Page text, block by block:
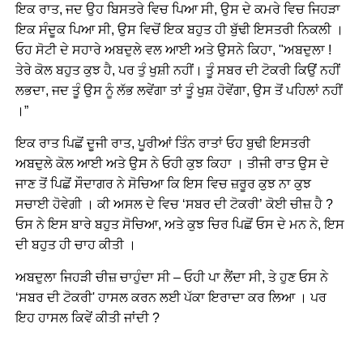
ਇਕ ਰਾਤ, ਜਦ ਉਹ ਬਿਸਤਰੇ ਵਿਚ ਪਿਆ ਸੀ, ਉਸ ਦੇ ਕਮਰੇ ਵਿਚ ਜਿਹੜਾ
ਇਕ ਸੰਦੂਕ ਪਿਆ ਸੀ, ਉਸ ਵਿਚੋਂ ਇਕ ਬਹੁਤ ਹੀ ਬੁੱਢੀ ਇਸਤਰੀ ਨਿਕਲੀ ।
ਓਹ ਸੋਟੀ ਦੇ ਸਹਾਰੇ ਅਬਦੁਲੇ ਵਲ ਆਈ ਅਤੇ ਉਸਨੇ ਕਿਹਾ, "ਅਬਦੁਲਾ !
ਤੇਰੇ ਕੋਲ ਬਹੁਤ ਕੁਝ ਹੈ, ਪਰ ਤੁੰ ਖੁਸ਼ੀ ਨਹੀਂ। ਤੂੰ ਸਬਰ ਦੀ ਟੋਕਰੀ ਕਿਉਂ ਨਹੀਂ
ਲਭਦਾ, ਜਦ ਤੂੰ ਉਸ ਨੂੰ ਲੱਭ ਲਵੇਂਗਾ ਤਾਂ ਤੂੰ ਖੁਸ਼ ਹੋਵੇਂਗਾ, ਉਸ ਤੋਂ ਪਹਿਲਾਂ ਨਹੀਂ
।”
ਇਕ ਰਾਤ ਪਿਛੋਂ ਦੂਜੀ ਰਾਤ, ਪੂਰੀਆਂ ਤਿੰਨ ਰਾਤਾਂ ਓਹ ਬੁਢੀ ਇਸਤਰੀ
ਅਬਦੁਲੇ ਕੋਲ ਆਈ ਅਤੇ ਉਸ ਨੇ ਓਹੀ ਕੁਝ ਕਿਹਾ । ਤੀਜੀ ਰਾਤ ਉਸ ਦੇ
ਜਾਣ ਤੋਂ ਪਿਛੋਂ ਸੌਦਾਗਰ ਨੇ ਸੋਚਿਆ ਕਿ ਇਸ ਵਿਚ ਜ਼ਰੂਰ ਕੁਝ ਨਾ ਕੁਝ
ਸਚਾਈ ਹੋਵੇਗੀ । ਕੀ ਅਸਲ ਦੇ ਵਿਚ ‘ਸਬਰ ਦੀ ਟੋਕਰੀ’ ਕੋਈ ਚੀਜ਼ ਹੈ ?
ਓਸ ਨੇ ਇਸ ਬਾਰੇ ਬਹੁਤ ਸੋਚਿਆ, ਅਤੇ ਕੁਝ ਚਿਰ ਪਿਛੋਂ ਓਸ ਦੇ ਮਨ ਨੇ, ਇਸ
ਦੀ ਬਹੁਤ ਹੀ ਚਾਹ ਕੀਤੀ ।
ਅਬਦੁਲਾ ਜਿਹੜੀ ਚੀਜ਼ ਚਾਹੁੰਦਾ ਸੀ – ਓਹੀ ਪਾ ਲੈਂਦਾ ਸੀ, ਤੇ ਹੁਣ ਓਸ ਨੇ
‘ਸਬਰ ਦੀ ਟੋਕਰੀ' ਹਾਸਲ ਕਰਨ ਲਈ ਪੱਕਾ ਇਰਾਦਾ ਕਰ ਲਿਆ । ਪਰ
ਇਹ ਹਾਸਲ ਕਿਵੇਂ ਕੀਤੀ ਜਾਂਦੀ ?